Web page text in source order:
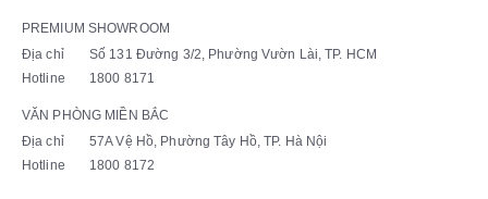
PREMIUM SHOWROOM
Địa chỉ
Số 131 Đường 3/2, Phường Vườn Lài, TP. HCM
Hotline
1800 8171
VĂN PHÒNG MIỀN BẮC
Địa chỉ
57A Vệ Hồ, Phường Tây Hồ, TP. Hà Nội
Hotline
1800 8172